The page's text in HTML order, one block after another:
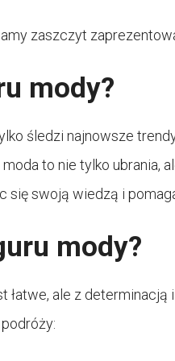
zaszczyt
mody?
śledzi najnowsze
to nie tylko ubrania,
się swoją wiedzą i
mody?
łatwe, ale z